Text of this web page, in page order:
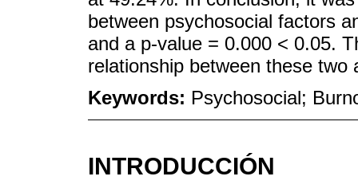
between psychosocial factors
and a p-value = 0.000 < 0.05.
relationship between these two
Keywords: Psychosocial;
INTRODUCCIÓN